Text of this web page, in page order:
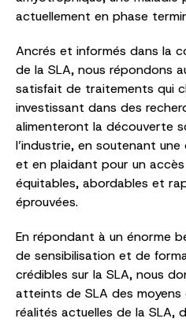
actuellement en phase
Ancrés et informés dans la
de la SLA, nous répondons
satisfait de traitements qui
investissant dans des
alimenteront la découverte
l’industrie, en soutenant
et en plaidant pour un
équitables, abordables et
éprouvées.
En répondant à un énorme
de sensibilisation et de
crédibles sur la SLA, nous
atteints de SLA des moyens
réalités actuelles de la SLA,